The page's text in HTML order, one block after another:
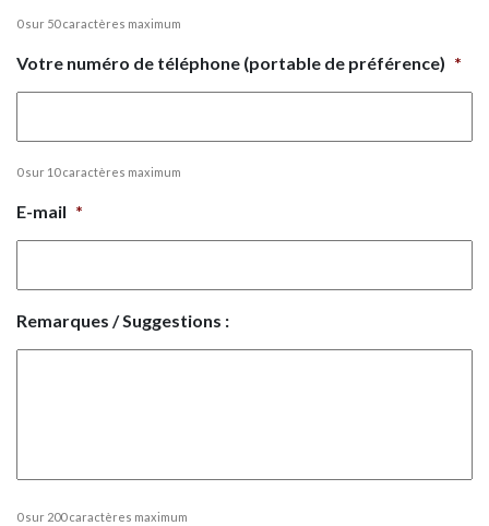
0 sur 50 caractères maximum
Votre numéro de téléphone (portable de préférence) *
0 sur 10 caractères maximum
E-mail *
Remarques / Suggestions :
0 sur 200 caractères maximum